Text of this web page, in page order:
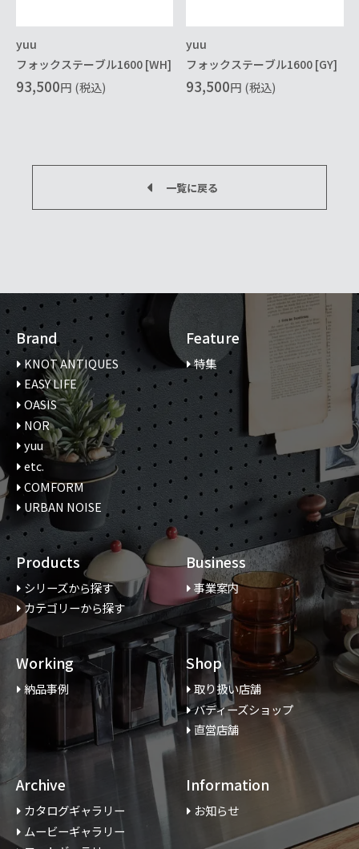
yuu
フォックステーブル1600 [WH]
93,500円 (税込)
yuu
フォックステーブル1600 [GY]
93,500円 (税込)
一覧に戻る
Brand
KNOT ANTIQUES
EASY LIFE
OASIS
NOR
yuu
etc.
COMFORM
URBAN NOISE
Feature
特集
Products
シリーズから探す
カテゴリーから探す
Business
事業案内
Working
納品事例
Shop
取り扱い店舗
バディーズショップ
直営店舗
Archive
カタログギャラリー
ムービーギャラリー
Information
お知らせ